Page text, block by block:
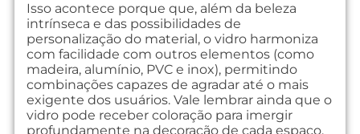
Isso acontece porque que, além da beleza
intrínseca e das possibilidades de
personalização do material, o vidro harmoniza
com facilidade com outros elementos (como
madeira, alumínio, PVC e inox), permitindo
combinações capazes de agradar até o mais
exigente dos usuários. Vale lembrar ainda que o
vidro pode receber coloração para imergir
profundamente na decoração de cada espaço.